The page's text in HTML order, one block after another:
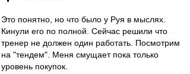
Это понятно, но что было у Руя в мыслях.
Кинули его по полной. Сейчас решили что
тренер не должен один работать. Посмотрим
на "тендем". Меня смущает пока только
уровень покупок.